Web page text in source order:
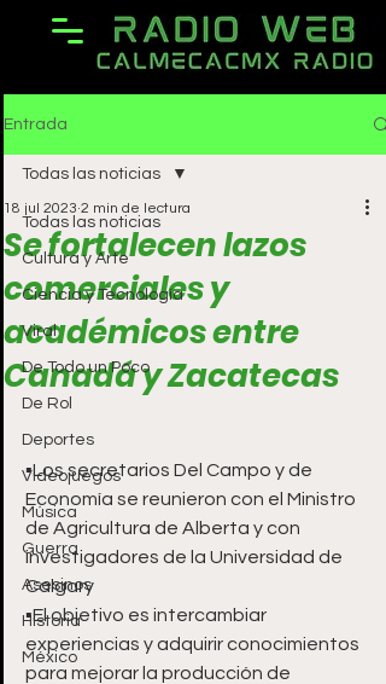
Entrada
Todas las noticias
Cultura y Arte
Ciencia y Tecnología
Viral
De Todo un Poco
De Rol
Deportes
Videojuegos
Música
Guerra
Asesinos
Historia
México
Todas las noticias
Se fortalecen lazos
comerciales y
académicos entre
Canadá y Zacatecas
18 jul 2023 2 min de lectura
▪️Los secretarios Del Campo y de
Economía se reunieron con el Ministro
de Agricultura de Alberta y con
investigadores de la Universidad de
Calgary
▪️El objetivo es intercambiar
experiencias y adquirir conocimientos
para mejorar la producción de